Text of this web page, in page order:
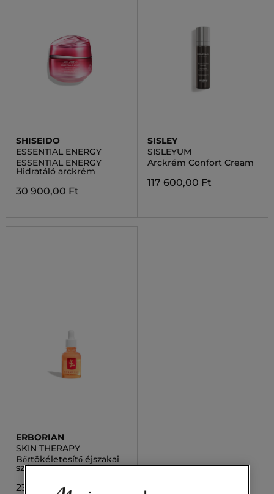
SHISEIDO
ESSENTIAL ENERGY
ESSENTIAL ENERGY
Hidratáló arckrém
30 900,00 Ft
SISLEY
SISLEYUM
Arckrém Confort Cream
117 600,00 Ft
ERBORIAN
SKIN THERAPY
Bőrtökéletesítő éjszakai
szérum
23 300,00 Ft